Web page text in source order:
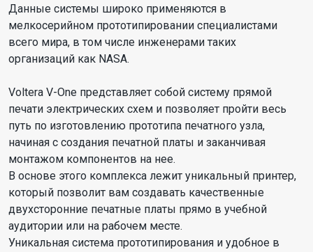
Данные системы широко применяются в
мелкосерийном прототипировании специалистами
всего мира, в том числе инженерами таких
организаций как NASA.
Voltera V-One представляет собой систему прямой
печати электрических схем и позволяет пройти весь
путь по изготовлению прототипа печатного узла,
начиная с создания печатной платы и заканчивая
монтажом компонентов на нее.
В основе этого комплекса лежит уникальный принтер,
который позволит вам создавать качественные
двухсторонние печатные платы прямо в учебной
аудитории или на рабочем месте.
Уникальная система прототипирования и удобное в